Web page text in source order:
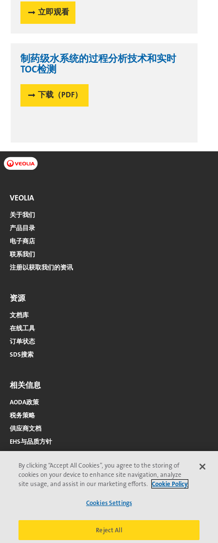
立即观看
制药级水系统的过程分析技术和实时
TOC检测
下载（PDF）
VEOLIA
关于我们
产品目录
电子商店​​​​​​​
联系我们
注册以获取我们的资讯
资源
文档库
在线工具
订单状态
SDS搜索
相关信息
AODA政策
税务策略
供应商文档
EHS与品质方针
2026 © Veolia 版权所有
页
隐私保护
*Veolia商标；可能已在一个或多个国家/地区注册。
By clicking “Accept All Cookies”, you agree to the storing of
cookies on your device to enhance site navigation, analyze
site usage, and assist in our marketing efforts. Cookie Policy
Cookies Settings
Reject All